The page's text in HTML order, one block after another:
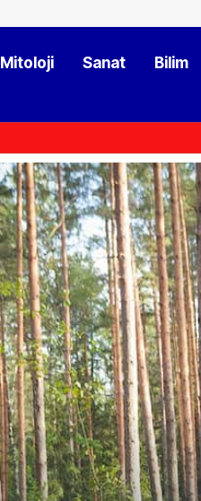
Mitoloji Sanat Bilim